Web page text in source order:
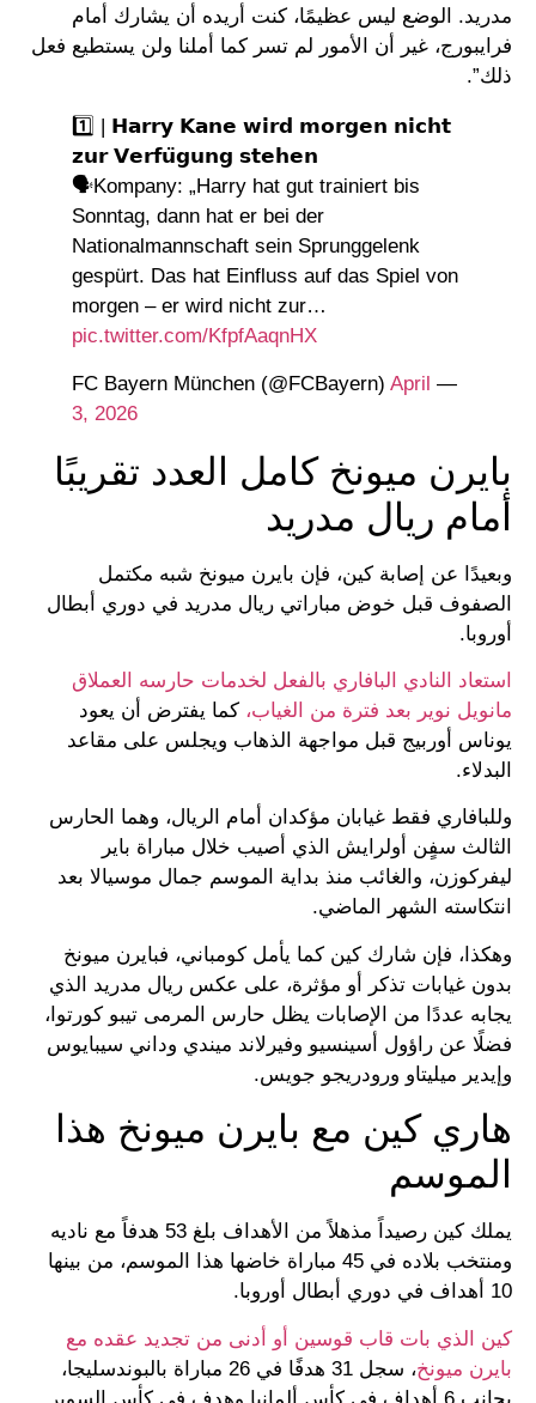
مدريد. الوضع ليس عظيمًا، كنت أريده أن يشارك أمام
فرايبورج، غير أن الأمور لم تسر كما أملنا ولن يستطيع فعل
ذلك”.
1️⃣ | 𝗛𝗮𝗿𝗿𝘆 𝗞𝗮𝗻𝗲 𝘄𝗶𝗿𝗱 𝗺𝗼𝗿𝗴𝗲𝗻 𝗻𝗶𝗰𝗵𝘁
𝘇𝘂𝗿 𝗩𝗲𝗿𝗳𝘂̈𝗴𝘂𝗻𝗴 𝘀𝘁𝗲𝗵𝗲𝗻
🗣️Kompany: „Harry hat gut trainiert bis
Sonntag, dann hat er bei der
Nationalmannschaft sein Sprunggelenk
gespürt. Das hat Einfluss auf das Spiel von
morgen – er wird nicht zur…
pic.twitter.com/KfpfAaqnHX
— FC Bayern München (@FCBayern)
April
3, 2026
بايرن ميونخ كامل العدد تقريبًا
أمام ريال مدريد
وبعيدًا عن إصابة كين، فإن بايرن ميونخ شبه مكتمل
الصفوف قبل خوض مباراتي ريال مدريد في دوري أبطال
أوروبا.
استعاد النادي البافاري بالفعل لخدمات حارسه العملاق
مانويل نوير بعد فترة من الغياب، كما يفترض أن يعود
يوناس أوربيج قبل مواجهة الذهاب ويجلس على مقاعد
البدلاء.
وللبافاري فقط غيابان مؤكدان أمام الريال، وهما الحارس
الثالث سفٍن أولرايش الذي أصيب خلال مباراة باير
ليفركوزن، والغائب منذ بداية الموسم جمال موسيالا بعد
انتكاسته الشهر الماضي.
وهكذا، فإن شارك كين كما يأمل كومباني، فبايرن ميونخ
بدون غيابات تذكر أو مؤثرة، على عكس ريال مدريد الذي
يجابه عددًا من الإصابات يظل حارس المرمى تيبو كورتوا،
فضلًا عن راؤول أسينسيو وفيرلاند ميندي وداني سيبايوس
وإيدير ميليتاو ورودريجو جويس.
هاري كين مع بايرن ميونخ هذا
الموسم
يملك كين رصيداً مذهلاً من الأهداف بلغ 53 هدفاً مع ناديه
ومنتخب بلاده في 45 مباراة خاضها هذا الموسم، من بينها
10 أهداف في دوري أبطال أوروبا.
كين الذي بات قاب قوسين أو أدنى من تجديد عقده مع
بايرن ميونخ
، سجل 31 هدفًا في 26 مباراة بالبوندسليجا،
بجانب 6 أهداف في كأس ألمانيا وهدف في كأس السوبر